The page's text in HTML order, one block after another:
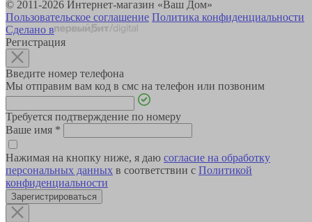
© 2011-2026 Интернет-магазин «Ваш Дом»
Пользовательское соглашение Политика конфиденциальности
Сделано в
Регистрация
Введите номер телефона
Мы отправим вам код в смс на телефон или позвоним
Требуется подтверждение по номеру
Ваше имя *
Нажимая на кнопку ниже, я даю согласие на обработку
персональных данных в соответствии с Политикой
конфиденциальности
Зарегистрироваться